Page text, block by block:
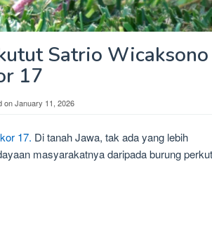
Satrio Wicaksono
17
onJanuary 11, 2026
17. Di tanah Jawa, tak ada yang lebih
masyarakatnya daripada burung